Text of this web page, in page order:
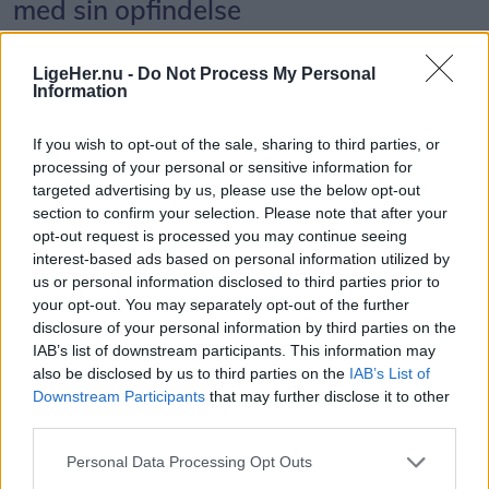
LigeHer.nu - Do Not Process My Personal
Information
If you wish to opt-out of the sale, sharing to third parties, or
processing of your personal or sensitive information for
targeted advertising by us, please use the below opt-out
section to confirm your selection. Please note that after your
opt-out request is processed you may continue seeing
interest-based ads based on personal information utilized by
us or personal information disclosed to third parties prior to
your opt-out. You may separately opt-out of the further
disclosure of your personal information by third parties on the
IAB’s list of downstream participants. This information may
also be disclosed by us to third parties on the IAB’s List of
Downstream Participants that may further disclose it to other
Personal Data Processing Opt Outs
programmet i festteltet. Den ene er Martin Jensen,
der blandt andet har gjort sig bemærket som
dommer i X-factor gennem to sæsoner og med
hittet "Solo Dance". Han får selskab af DJ Justé,
der ligeledes har flere hits på samvittigheden.
Kris Jensen gør opmærksom på, at man skal være
fyldt 18 år for at være med til festen fredag, mens
aldersgrænsen lørdag går ved 16 år.
Musikalsk set lukker MD-Duo bestående af Martin
Dinitzen og Dennis Kristensen festen søndag
eftermiddag, men fra onsdag 12. august og resten
af ugen er der meget andet end musik at glæde
sig til.
med sin opfindelse
Asbjørn Hansen
07. august 2026 kl. 06.01
AALESTRUP: Danmarks Cykelmuseum i Aalestrup
rummer mange interessante fortællinger.
En højaktuel af slagsen er fortællingen om
Danmarks første lange tohjulede varecykel, den
såkaldte Transit-varecykle.
Den blev opfundet i 1926 af den aalborgensiske
cykelmekaniker Morten Rasmussen Mortensen og
fejrer altså 100-års jubilæum i år.